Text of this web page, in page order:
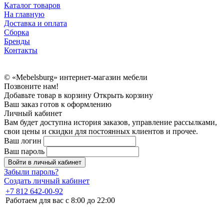
Каталог товаров
На главную
Доставка и оплата
Сборка
Бренды
Контакты
© «Mebelsburg» интернет-магазин мебели
Позвоните нам!
Добавьте товар в корзину Открыть корзину
Ваш заказ готов к оформлению
Личный кабинет
Вам будет доступна история заказов, управление рассылками,
свои цены и скидки для постоянных клиентов и прочее.
Ваш логин
Ваш пароль
Войти в личный кабинет
Забыли пароль?
Создать личный кабинет
+7 812 642-00-92
Работаем для вас с 8:00 до 22:00